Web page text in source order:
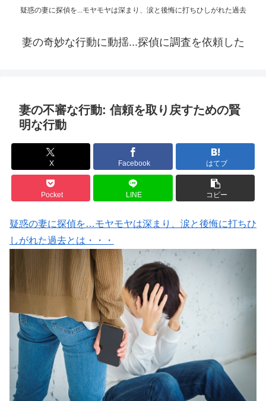
疑惑の妻に探偵を...モヤモヤは深まり、涙と後悔に打ちひしがれた過去
妻の奇妙な行動に動揺...探偵に調査を依頼した
妻の不審な行動: 信頼を取り戻すための賢
明な行動
X Facebook はてブ
Pocket LINE コピー
疑惑の妻に探偵を…モヤモヤは深まり、涙と後悔に打ちひ
しがれた過去とは・・・